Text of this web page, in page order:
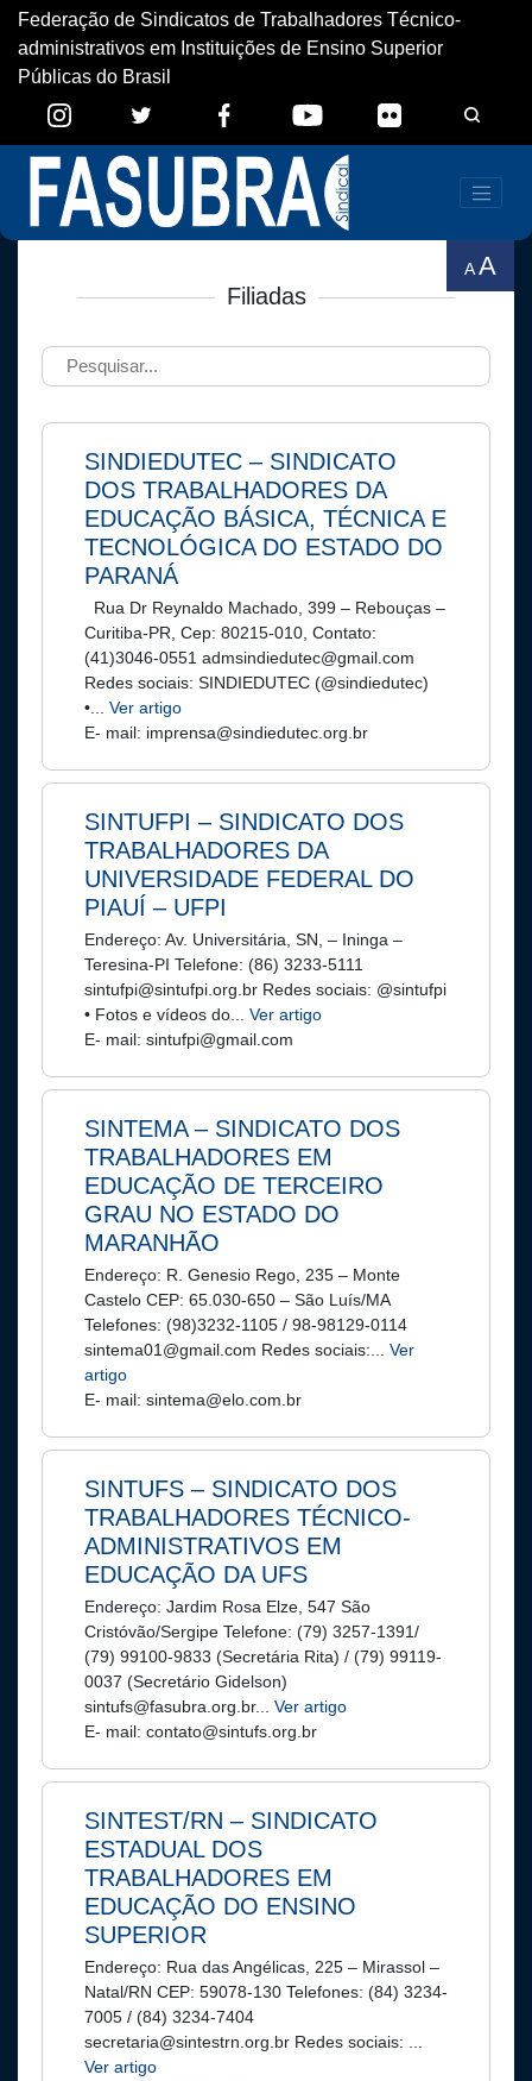
Federação de Sindicatos de Trabalhadores Técnico-
administrativos em Instituições de Ensino Superior
Públicas do Brasil
AA
Filiadas
SINDIEDUTEC – SINDICATO
DOS TRABALHADORES DA
EDUCAÇÃO BÁSICA, TÉCNICA E
TECNOLÓGICA DO ESTADO DO
PARANÁ
Rua Dr Reynaldo Machado, 399 – Rebouças –
Curitiba-PR, Cep: 80215-010, Contato:
(41)3046-0551 admsindiedutec@gmail.com
Redes sociais: SINDIEDUTEC (@sindiedutec)
•... Ver artigo
E- mail: imprensa@sindiedutec.org.br
SINTUFPI – SINDICATO DOS
TRABALHADORES DA
UNIVERSIDADE FEDERAL DO
PIAUÍ – UFPI
Endereço: Av. Universitária, SN, – Ininga –
Teresina-PI Telefone: (86) 3233-5111
sintufpi@sintufpi.org.br Redes sociais: @sintufpi
• Fotos e vídeos do... Ver artigo
E- mail: sintufpi@gmail.com
SINTEMA – SINDICATO DOS
TRABALHADORES EM
EDUCAÇÃO DE TERCEIRO
GRAU NO ESTADO DO
MARANHÃO
Endereço: R. Genesio Rego, 235 – Monte
Castelo CEP: 65.030-650 – São Luís/MA
Telefones: (98)3232-1105 / 98-98129-0114
sintema01@gmail.com Redes sociais:... Ver
artigo
E- mail: sintema@elo.com.br
SINTUFS – SINDICATO DOS
TRABALHADORES TÉCNICO-
ADMINISTRATIVOS EM
EDUCAÇÃO DA UFS
Endereço: Jardim Rosa Elze, 547 São
Cristóvão/Sergipe Telefone: (79) 3257-1391/
(79) 99100-9833 (Secretária Rita) / (79) 99119-
0037 (Secretário Gidelson)
sintufs@fasubra.org.br... Ver artigo
E- mail: contato@sintufs.org.br
SINTEST/RN – SINDICATO
ESTADUAL DOS
TRABALHADORES EM
EDUCAÇÃO DO ENSINO
SUPERIOR
Endereço: Rua das Angélicas, 225 – Mirassol –
Natal/RN CEP: 59078-130 Telefones: (84) 3234-
7005 / (84) 3234-7404
secretaria@sintestrn.org.br Redes sociais: ...
Ver artigo